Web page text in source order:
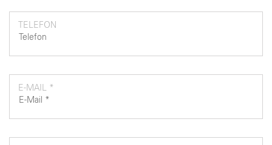
TELEFON
E-MAIL *